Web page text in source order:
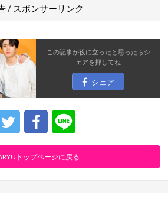
/ スポンサーリンク
この記事が役に立ったと思ったらシ
ェアを押してね
シェア
トップページに戻る